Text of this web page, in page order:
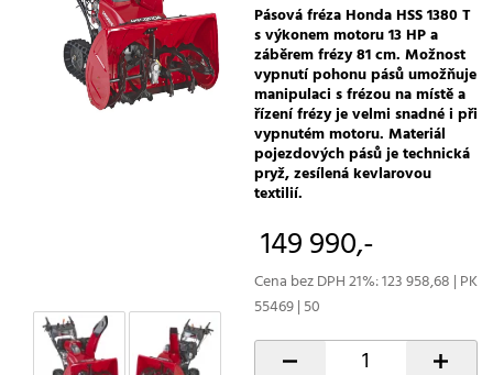
Pásová fréza Honda HSS 1380 T
s výkonem motoru 13 HP a
záběrem frézy 81 cm. Možnost
vypnutí pohonu pásů umožňuje
manipulaci s frézou na místě a
řízení frézy je velmi snadné i při
vypnutém motoru. Materiál
pojezdových pásů je technická
pryž, zesílená kevlarovou
textilií.
149 990,-
Cena bez DPH 21%: 123 958,68 | PK
55469 | 50
- +